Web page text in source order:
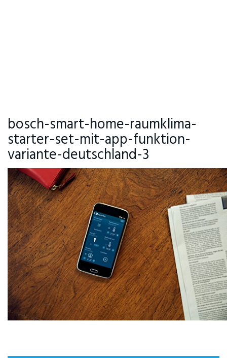
bosch-smart-home-raumklima-
starter-set-mit-app-funktion-
variante-deutschland-3